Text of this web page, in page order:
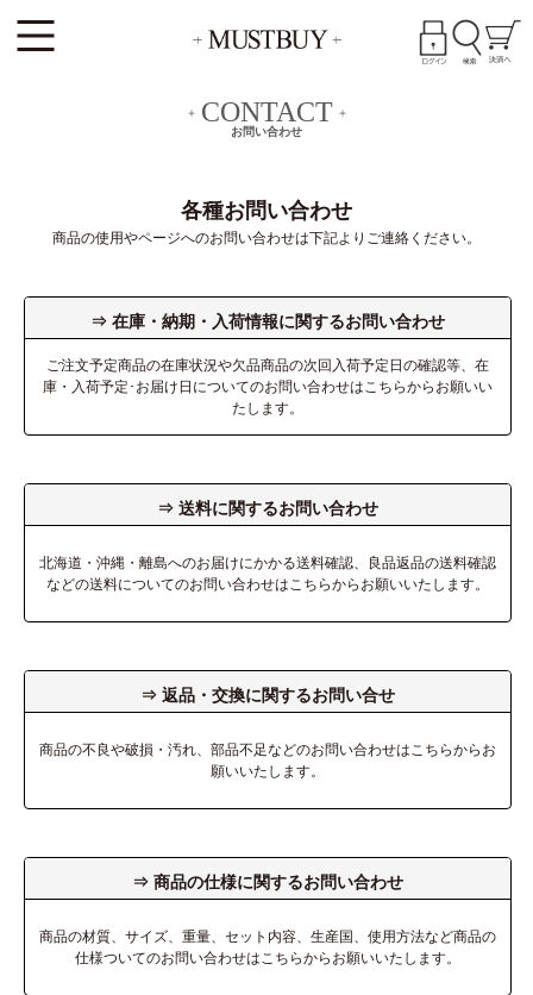
CONTACT
お問い合わせ
各種お問い合わせ
商品の使用やページへのお問い合わせは下記よりご連絡ください。
⇒ 在庫・納期・入荷情報に関するお問い合わせ
ご注文予定商品の在庫状況や欠品商品の次回入荷予定日の確認等、在
庫・入荷予定･お届け日についてのお問い合わせはこちらからお願いい
たします。
⇒ 送料に関するお問い合わせ
北海道・沖縄・離島へのお届けにかかる送料確認、良品返品の送料確認
などの送料についてのお問い合わせはこちらからお願いいたします。
⇒ 返品・交換に関するお問い合せ
商品の不良や破損・汚れ、部品不足などのお問い合わせはこちらからお
願いいたします。
⇒ 商品の仕様に関するお問い合わせ
商品の材質、サイズ、重量、セット内容、生産国、使用方法など商品の
仕様ついてのお問い合わせはこちらからお願いいたします。